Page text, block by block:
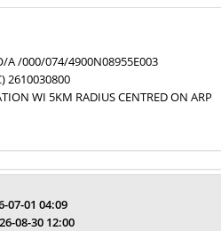
A /000/074/4900N08955E003
2610030800
WI 5KM RADIUS CENTRED ON ARP
07-01 04:09
08-30 12:00